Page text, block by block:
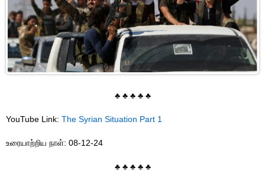
♣ ♣ ♣ ♣ ♣
YouTube Link: The Syrian Situation Part 1
உரையாற்றிய நாள்: 08-12-24
♣ ♣ ♣ ♣ ♣